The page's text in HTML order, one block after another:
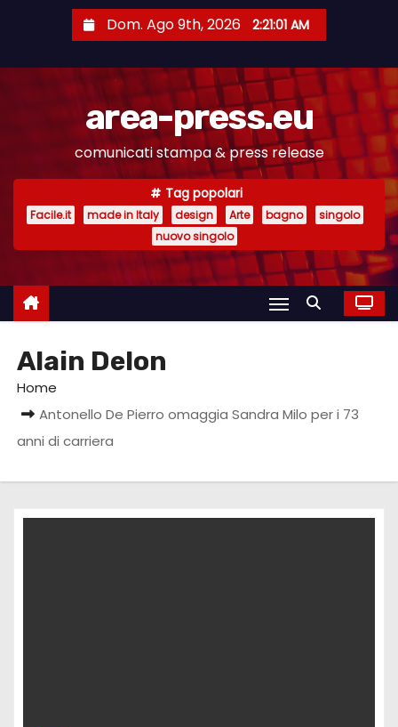
e
Dom. Ago 9th, 2026 2:21:01 AM
area-press.eu
comunicati stampa & press release
Tag popolari
Facile.it made in Italy design Arte bagno
singolo
nuovo singolo
Alain Delon
Home
Antonello De Pierro omaggia Sandra Milo per i 73
anni di carriera